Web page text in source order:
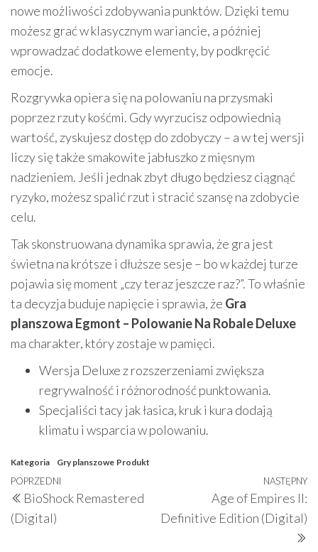
nowe możliwości zdobywania punktów. Dzięki temu
możesz grać w klasycznym wariancie, a później
wprowadzać dodatkowe elementy, by podkręcić
emocje.
Rozgrywka opiera się na polowaniu na przysmaki
poprzez rzuty kośćmi. Gdy wyrzucisz odpowiednią
wartość, zyskujesz dostęp do zdobyczy – a w tej wersji
liczy się także smakowite jabłuszko z mięsnym
nadzieniem. Jeśli jednak zbyt długo będziesz ciągnąć
ryzyko, możesz spalić rzut i stracić szansę na zdobycie
celu.
Tak skonstruowana dynamika sprawia, że gra jest
świetna na krótsze i dłuższe sesje – bo w każdej turze
pojawia się moment „czy teraz jeszcze raz?”. To właśnie
ta decyzja buduje napięcie i sprawia, że Gra
planszowa Egmont – Polowanie Na Robale Deluxe
ma charakter, który zostaje w pamięci.
Wersja Deluxe z rozszerzeniami zwiększa
regrywalność i różnorodność punktowania.
Specjaliści tacy jak łasica, kruk i kura dodają
klimatu i wsparcia w polowaniu.
Kategoria Gry planszowe Produkt
Nawigacja
wpisu
Poprzedni
wpis
POPRZEDNI
BioShock Remastered
(Digital)
NASTĘPNY
Age of Empires II:
Definitive Edition (Digital)